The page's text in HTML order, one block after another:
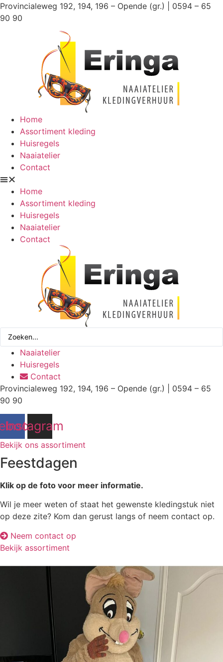
Ga
naar
Provincialeweg 192, 194, 196 – Opende (gr.) | 0594 – 65
90 90
Home
Assortiment kleding
Huisregels
Naaiatelier
Contact
Home
Assortiment kleding
Huisregels
Naaiatelier
Contact
Search
Naaiatelier
Huisregels
Contact
Provincialeweg 192, 194, 196 – Opende (gr.) | 0594 – 65
90 90
Instagram
Bekijk ons assortiment
Feestdagen
Klik op de foto voor meer informatie.
Wil je meer weten of staat het gewenste kledingstuk niet
op deze zite? Kom dan gerust langs of neem contact op.
Neem contact op
Bekijk assortiment